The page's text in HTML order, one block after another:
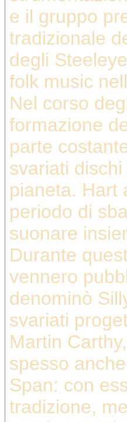
e il gruppo
tradizionale
degli
folk music
Nel corso
formazione
parte
svariati dischi
pianeta. Hart
periodo di
suonare
Durante
vennero
denominò
svariati
Martin
spesso
Span: con
tradizione,